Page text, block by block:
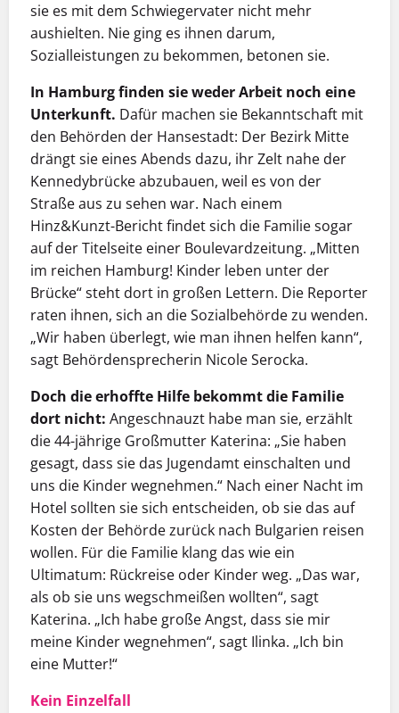
sie es mit dem Schwiegervater nicht mehr
aushielten. Nie ging es ihnen darum,
Sozialleistungen zu bekommen, betonen sie.
In Hamburg finden sie weder Arbeit noch eine
Unterkunft. Dafür machen sie Bekanntschaft mit
den Behörden der Hansestadt: Der Bezirk Mitte
drängt sie eines Abends dazu, ihr Zelt nahe der
Kennedybrücke abzubauen, weil es von der
Straße aus zu sehen war. Nach einem
Hinz&Kunzt-Bericht findet sich die Familie sogar
auf der Titelseite einer Boulevardzeitung. „Mitten
im reichen Hamburg! Kinder leben unter der
Brücke“ steht dort in großen Lettern. Die Reporter
raten ihnen, sich an die Sozialbehörde zu wenden.
„Wir haben überlegt, wie man ihnen helfen kann“,
sagt Behördensprecherin Nicole Serocka.
Doch die erhoffte Hilfe bekommt die Familie
dort nicht: Angeschnauzt habe man sie, erzählt
die 44-jährige Großmutter Katerina: „Sie haben
gesagt, dass sie das Jugendamt einschalten und
uns die Kinder wegnehmen.“ Nach einer Nacht im
Hotel sollten sie sich entscheiden, ob sie das auf
Kosten der Behörde zurück nach Bulgarien reisen
wollen. Für die Familie klang das wie ein
Ultimatum: Rückreise oder Kinder weg. „Das war,
als ob sie uns wegschmeißen wollten“, sagt
Katerina. „Ich habe große Angst, dass sie mir
meine Kinder wegnehmen“, sagt Ilinka. „Ich bin
eine Mutter!“
Kein Einzelfall